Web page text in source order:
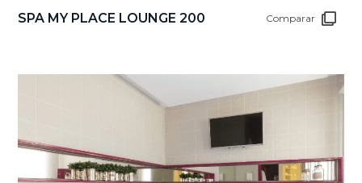
SPA MY PLACE LOUNGE 200 Comparar